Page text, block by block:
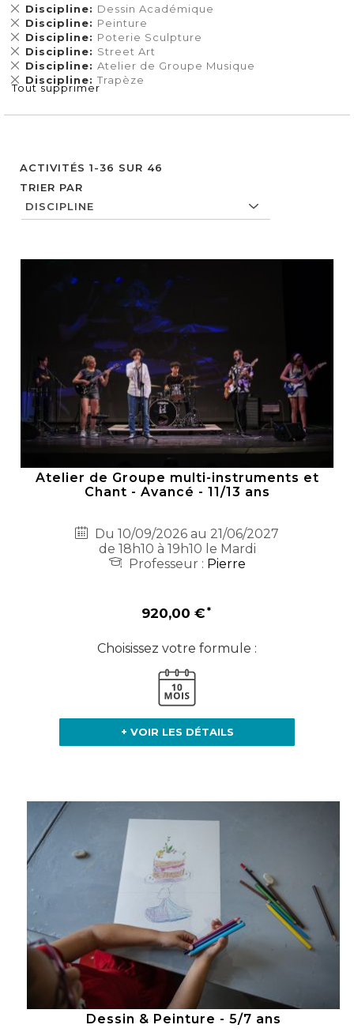
ACTIVITÉS 1-36 SUR 46
TRIER PAR
Atelier de Groupe multi-instruments et
Chant - Avancé - 11/13 ans
Du 10/09/2026 au 21/06/2027
de 18h10 à 19h10 le Mardi
Professeur : Pierre
920,00 €
Choisissez votre formule :
+ VOIR LES DÉTAILS
Dessin & Peinture - 5/7 ans
Discipline Dessin Académique
Supprimer
cet
Élément
Discipline Peinture
Supprimer
cet
Élément
Discipline Poterie Sculpture
Supprimer
cet
Élément
Discipline Street Art
Supprimer
cet
Élément
Discipline Atelier de Groupe Musique
Supprimer
cet
Élément
Discipline Trapèze
Supprimer
cet
Tout supprimer